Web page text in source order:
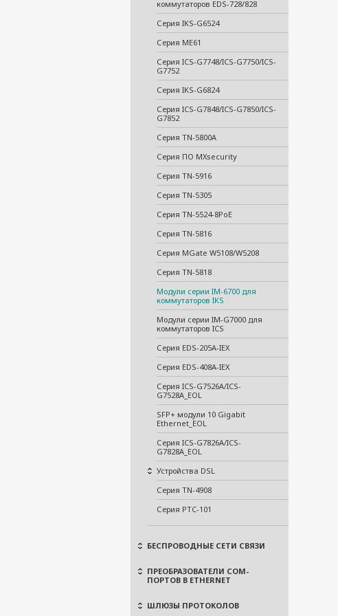
коммутаторов EDS-728/828
Серия IKS-G6524
Серия ME61
Серия ICS-G7748/ICS-G7750/ICS-
G7752
Серия IKS-G6824
Серия ICS-G7848/ICS-G7850/ICS-
G7852
Серия TN-5800A
Серия ПО MXsecurity
Серия TN-5916
Серия TN-5305
Серия TN-5524-8PoE
Серия TN-5816
Серия MGate W5108/W5208
Серия TN-5818
Модули серии IM-6700 для
коммутаторов IKS
Модули серии IM-G7000 для
коммутаторов ICS
Серия EDS-205A-IEX
Серия EDS-408A-IEX
Серия ICS-G7526A/ICS-
G7528A_EOL
SFP+ модули 10 Gigabit
Ethernet_EOL
Серия ICS-G7826A/ICS-
G7828A_EOL
Устройства DSL
Серия TN-4908
Серия PTC-101
БЕСПРОВОДНЫЕ СЕТИ СВЯЗИ
ПРЕОБРАЗОВАТЕЛИ COM-
ПОРТОВ В ETHERNET
ШЛЮЗЫ ПРОТОКОЛОВ